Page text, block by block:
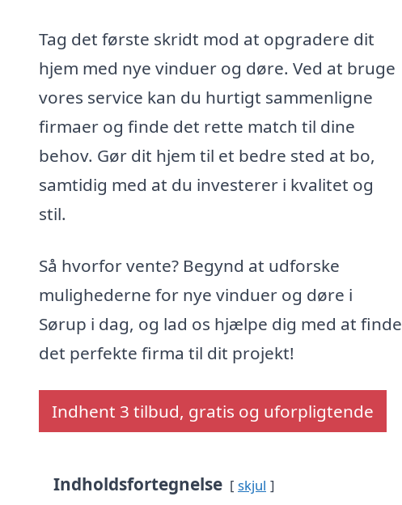
Tag det første skridt mod at opgradere dit
hjem med nye vinduer og døre. Ved at bruge
vores service kan du hurtigt sammenligne
firmaer og finde det rette match til dine
behov. Gør dit hjem til et bedre sted at bo,
samtidig med at du investerer i kvalitet og
stil.
Så hvorfor vente? Begynd at udforske
mulighederne for nye vinduer og døre i
Sørup i dag, og lad os hjælpe dig med at finde
det perfekte firma til dit projekt!
Indhent 3 tilbud, gratis og uforpligtende
Indholdsfortegnelse skjul